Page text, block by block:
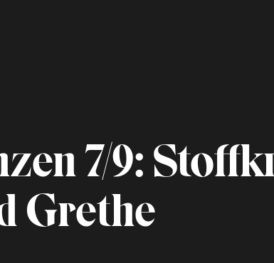
7/9:
Grethe